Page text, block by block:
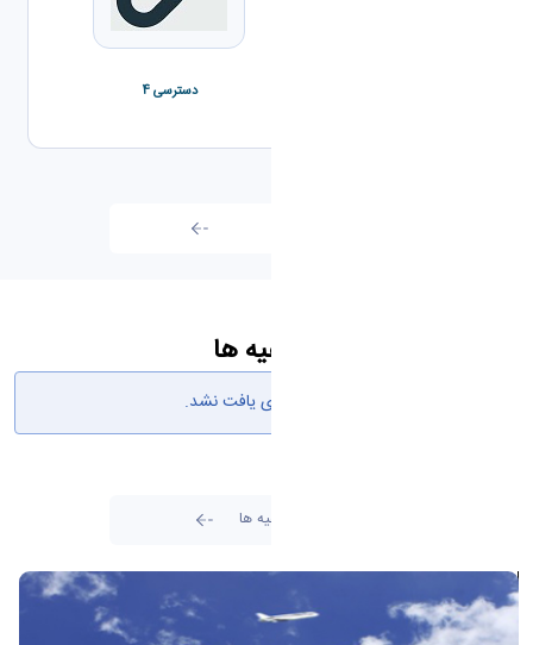
دسترسی 4
اطلاعیه ها
تمامی اطلاعیه ها
هیچ نتیجه‌ای یافت نشد.